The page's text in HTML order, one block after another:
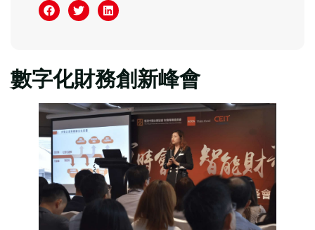
數字化財務創新峰會